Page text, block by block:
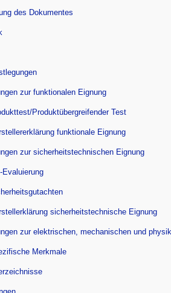
des Dokumentes
zur funktionalen Eignung
Produktübergreifender Test
funktionale Eignung
zur sicherheitstechnischen Eignung
Evaluierung
sicherheitstechnische Eignung
zur elektrischen, mechanischen und
Merkmale